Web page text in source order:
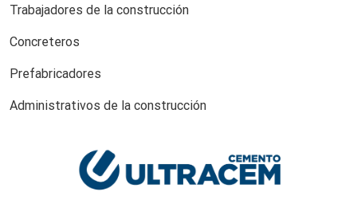
Trabajadores de la construcción
Concreteros
Prefabricadores
Administrativos de la construcción